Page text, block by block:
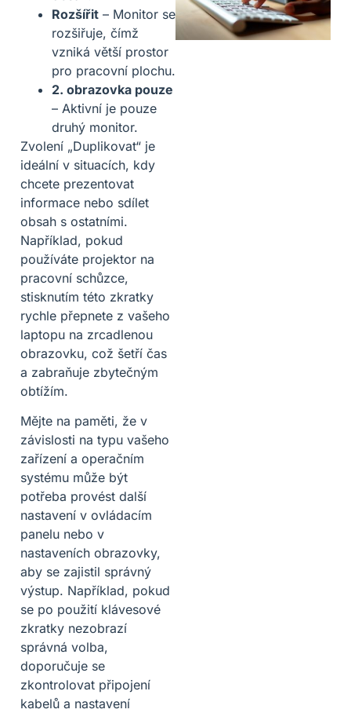
Rozšířit – Monitor se
rozšiřuje, čímž
vzniká větší prostor
pro pracovní plochu.
2. obrazovka pouze
– Aktivní je pouze
druhý monitor.
Zvolení „Duplikovat“ je
ideální v situacích, kdy
chcete prezentovat
informace nebo sdílet
obsah s ostatními.
Například, pokud
používáte projektor na
pracovní schůzce,
stisknutím této zkratky
rychle přepnete z vašeho
laptopu na zrcadlenou
obrazovku, což šetří čas
a zabraňuje zbytečným
obtížím.
Mějte na paměti, že v
závislosti na typu vašeho
zařízení a operačním
systému může být
potřeba provést další
nastavení v ovládacím
panelu nebo v
nastaveních obrazovky,
aby se zajistil správný
výstup. Například, pokud
se po použití klávesové
zkratky nezobrazí
správná volba,
doporučuje se
zkontrolovat připojení
kabelů a nastavení